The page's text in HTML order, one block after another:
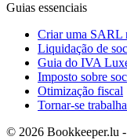
Guias essenciais
Criar uma SARL
Liquidação de
Guia do IVA
Imposto sobre
Otimização fiscal
Tornar-se
© 2026 Bookkeeper.lu -